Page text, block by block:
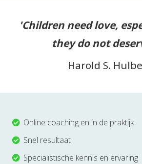
'Children need love,
they do not
Harold S.
Online coaching en in de praktijk
Snel resultaat
Specialistische kennis en ervaring